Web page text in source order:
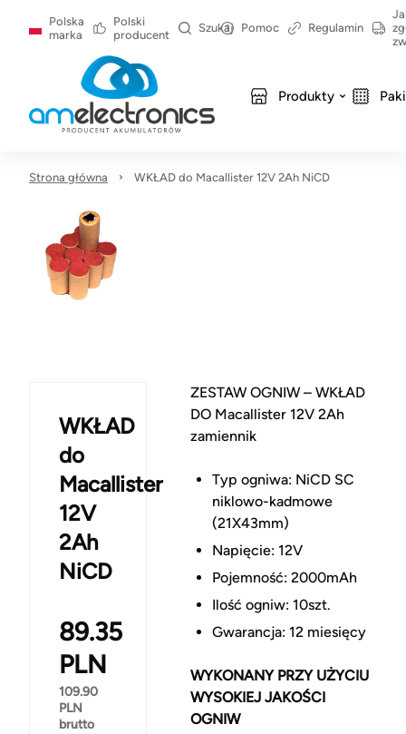
Polska
marka
Polski
producent
Szukaj Pomoc Regulamin
Produkty
Strona główna WKŁAD do Macallister 12V 2Ah NiCD
WKŁAD
do
Macallister
12V
2Ah
NiCD
89.35
PLN
109.90
PLN
brutto
ZESTAW OGNIW – WKŁAD
DO Macallister 12V 2Ah
zamiennik
Typ ogniwa: NiCD SC
niklowo-kadmowe
(21X43mm)
Napięcie: 12V
Pojemność: 2000mAh
Ilość ogniw: 10szt.
Gwarancja: 12 miesięcy
WYKONANY PRZY UŻYCIU
WYSOKIEJ JAKOŚCI
OGNIW